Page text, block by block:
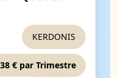
KERDONIS
€ par Trimestre